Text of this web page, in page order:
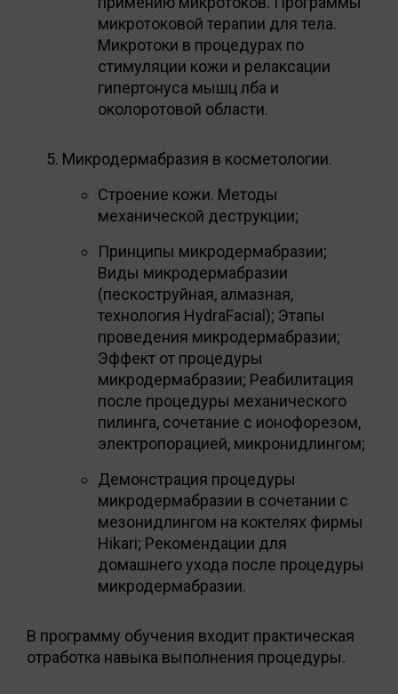
микротоковой терапии для тела.
Микротоки в процедурах по
стимуляции кожи и релаксации
гипертонуса мышц лба и
околоротовой области.
Микродермабразия в косметологии.
Строение кожи. Методы
механической деструкции;
Принципы микродермабразии;
Виды микродермабразии
(пескоструйная, алмазная,
технология HydraFacial); Этапы
проведения микродермабразии;
Эффект от процедуры
микродермабразии; Реабилитация
после процедуры механического
пилинга, сочетание с ионофорезом,
электропорацией, микронидлингом;
Демонстрация процедуры
микродермабразии в сочетании с
мезонидлингом на коктелях фирмы
Hikari; Рекомендации для
домашнего ухода после процедуры
микродермабразии.
В программу обучения входит практическая
отработка навыка выполнения процедуры.